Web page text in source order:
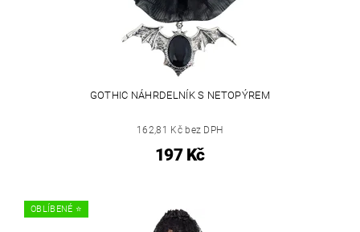
GOTHIC NÁHRDELNÍK S NETOPÝREM
162,81 Kč bez DPH
197 Kč
OBLÍBENÉ ⭐️